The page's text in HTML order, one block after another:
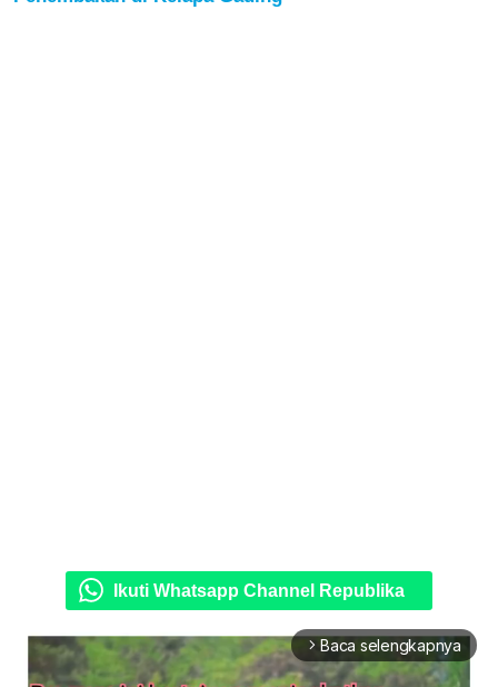
Ikuti Whatsapp Channel Republika
arrow_forward_ios Baca selengkapnya